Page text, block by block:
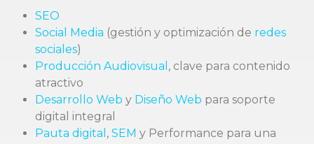
SEO
Social Media (gestión y optimización de redes
sociales)
Producción Audiovisual , clave para contenido
atractivo
Desarrollo Web y Diseño Web para soporte
digital integral
Pauta digital , SEM y Performance para una